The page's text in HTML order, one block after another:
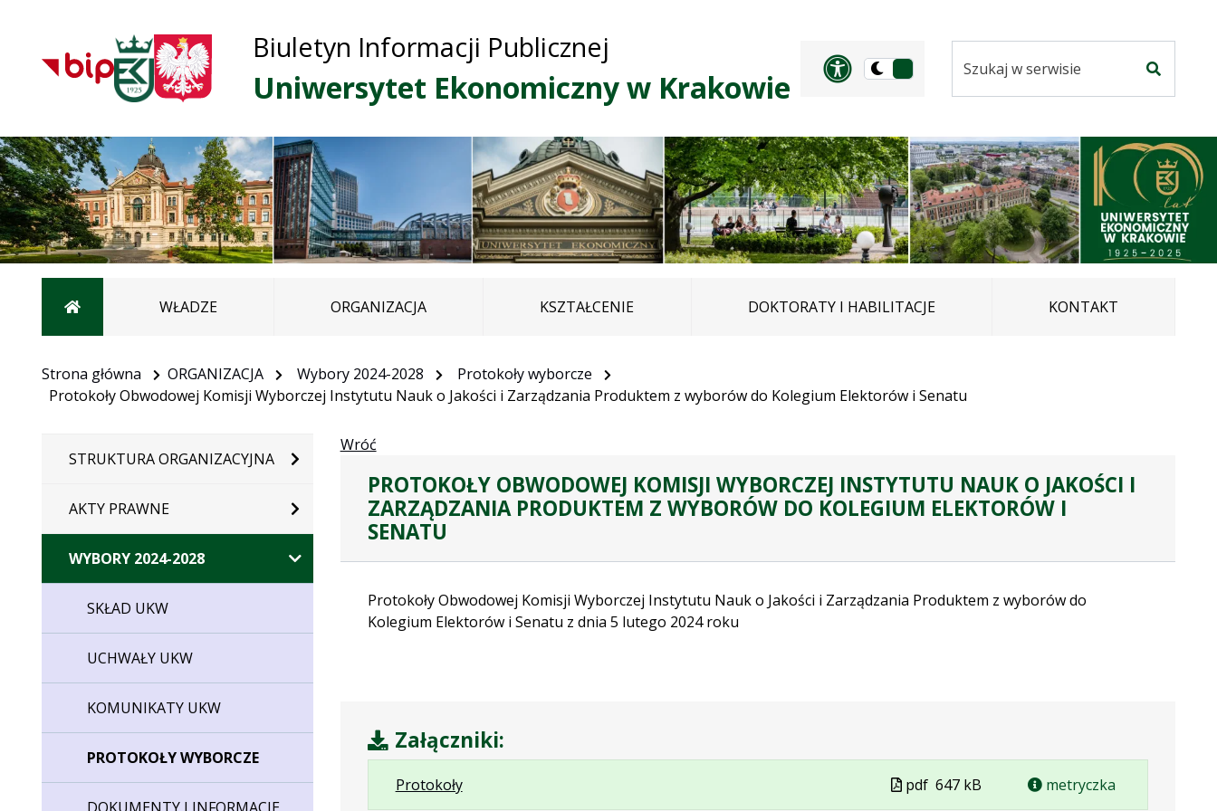
głównego menu
Przejdź do treści
Przejdź do mapy
serwisu
Biuletyn Informacji Publicznej
Uniwersytet Ekonomiczny w Krakowie
Panel dostosowania
Przełącz
ciemną
serwisie
Strona głównaWŁADZE ORGANIZACJA KSZTAŁCENIE DOKTORATY I HABILITACJE KONTAKT
Strona główna ORGANIZACJA Wybory 2024-2028
Protokoły wyborcze
Protokoły Obwodowej Komisji Wyborczej Instytutu Nauk o Jakości i Zarządzania Produktem z wyborów do Kolegium Elektorów i Senatu
STRUKTURA ORGANIZACYJNA
AKTY PRAWNE
WYBORY 2024-2028
SKŁAD UKW
UCHWAŁY UKW
KOMUNIKATY UKW
PROTOKOŁY WYBORCZE
Wróć
PROTOKOŁY OBWODOWEJ KOMISJI WYBORCZEJ INSTYTUTU NAUK O JAKOŚCI I
ZARZĄDZANIA PRODUKTEM Z WYBORÓW DO KOLEGIUM ELEKTORÓW I
SENATU
Protokoły Obwodowej Komisji Wyborczej Instytutu Nauk o Jakości i Zarządzania Produktem z wyborów do
Kolegium Elektorów i Senatu z dnia 5 lutego 2024 roku
Załączniki:
Protokoły.
Plik
.
Rozmiar
.
Otwiera
Plik
w
pdf 647 kB metryczka